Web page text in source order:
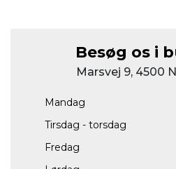
Besøg os i
Marsvej 9, 4500
Mandag
Tirsdag - torsdag
Fredag